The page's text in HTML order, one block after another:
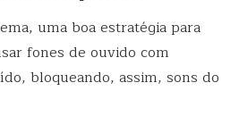
uma boa estratégia para
fones de ouvido com
bloqueando, assim, sons do